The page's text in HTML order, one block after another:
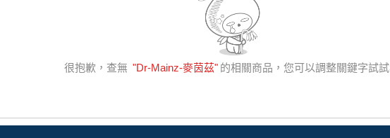
很抱歉，查無 "Dr-Mainz-麥茵茲" 的相關商品，您可以調整關鍵字試